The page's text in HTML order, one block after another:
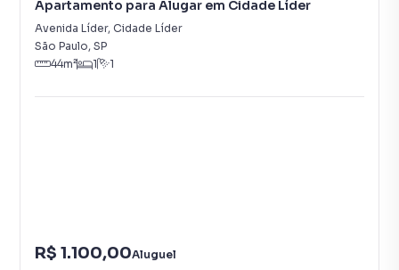
Apartamento para Alugar em Cidade Líder
Avenida Líder, Cidade Líder
São Paulo, SP
44m² 1 1
R$ 1.100,00Aluguel